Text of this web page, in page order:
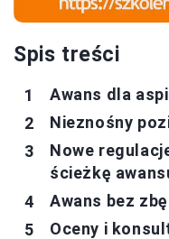
Spis treści
Awans dla
Nieznośny
Nowe
ścieżkę
Awans bez
Oceny i